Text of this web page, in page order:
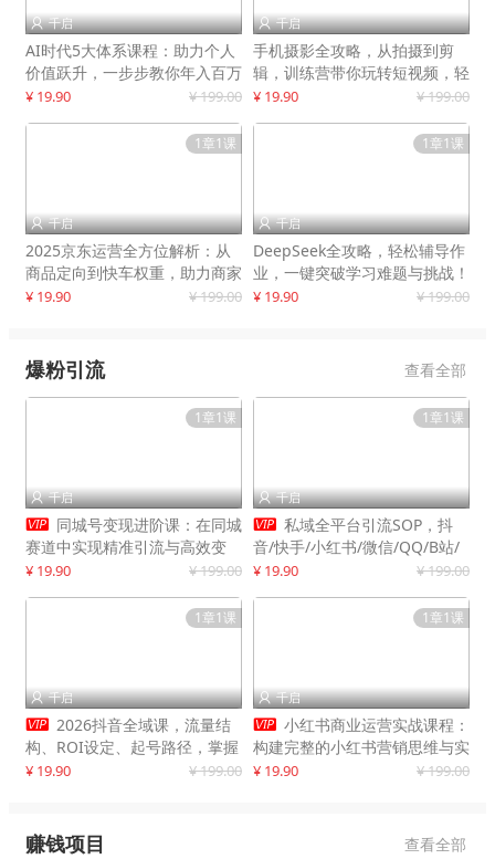
 千启
AI时代5大体系课程：助力个人
价值跃升，一步步教你年入百万
¥ 19.90 ¥ 199.00
 千启
手机摄影全攻略，从拍摄到剪
辑，训练营带你玩转短视频，轻
松拍大片
¥ 19.90 ¥ 199.00
1章1课
 千启
2025京东运营全方位解析：从
商品定向到快车权重，助力商家
打造爆款商品
¥ 19.90 ¥ 199.00
1章1课
 千启
DeepSeek全攻略，轻松辅导作
业，一键突破学习难题与挑战！
¥ 19.90 ¥ 199.00
爆粉引流 查看全部
1章1课
 千启
 同城号变现进阶课：在同城
赛道中实现精准引流与高效变
现，单店月引流成交额提升50%
¥ 19.90 ¥ 199.00
1章1课
 千启
 私域全平台引流SOP，抖
音/快手/小红书/微信/QQ/B站/
闲鱼等，技术合集，高效转化公
¥ 19.90 ¥ 199.00
1章1课
 千启
 2026抖音全域课，流量结
构、ROI设定、起号路径，掌握
平台新规下利润最大化
¥ 19.90 ¥ 199.00
1章1课
 千启
 小红书商业运营实战课程：
构建完整的小红书营销思维与实
战能力，案例店铺月销破百万！
¥ 19.90 ¥ 199.00
赚钱项目 查看全部